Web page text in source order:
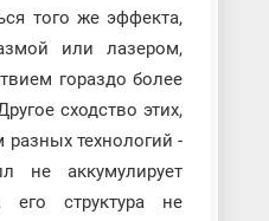
того же эффекта,
или лазером,
гораздо более
сходство этих,
технологий -
не аккумулирует
его структура не